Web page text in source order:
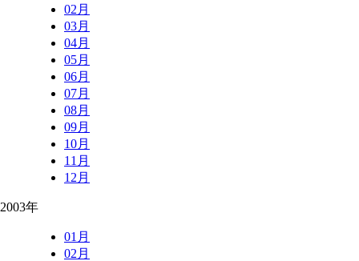
02月
03月
04月
05月
06月
07月
08月
09月
10月
11月
12月
2003年
01月
02月